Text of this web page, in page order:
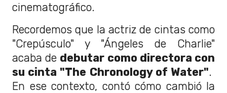
cinematográfico.
Recordemos que la actriz de cintas como
"Crepúsculo" y "Ángeles de Charlie"
acaba de debutar como directora con
su cinta "The Chronology of Water".
En ese contexto, contó cómo cambió la